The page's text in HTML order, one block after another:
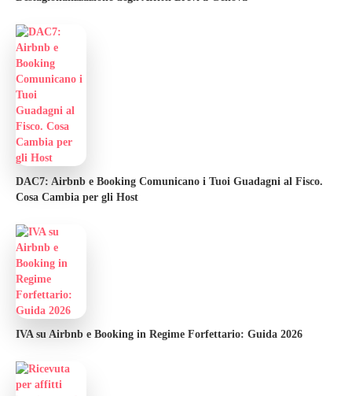
DAC7: Airbnb e Booking Comunicano i Tuoi Guadagni al Fisco.
Cosa Cambia per gli Host
IVA su Airbnb e Booking in Regime Forfettario: Guida 2026